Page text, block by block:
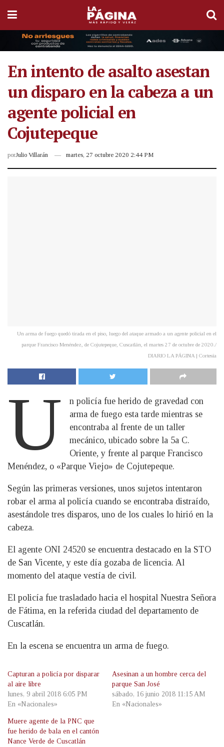
En intento de asalto asestan
un disparo en la cabeza a un
agente policial en
Cojutepeque
porJulio Villarán martes, 27 octubre 2020 2:44 PM
Un arma de fuego quedó tirada en el piso, luego del ataque armado a un agente policial en el
parque Francisco Menéndez, de Cojutepeque, Cuscatlán, el martes 27 de octubre de 2020./
DIARIO LA PÁGINA | Cortesía
U
n policía fue herido de gravedad con
arma de fuego esta tarde mientras se
encontraba al frente de un taller
mecánico, ubicado sobre la 5a C.
Oriente, y frente al parque Francisco
Menéndez, o «Parque Viejo» de Cojutepeque.
Según las primeras versiones, unos sujetos intentaron
robar el arma al policía cuando se encontraba distraído,
asestándole tres disparos, uno de los cuales lo hirió en la
cabeza.
El agente ONI 24520 se encuentra destacado en la STO
de San Vicente, y este día gozaba de licencia. Al
momento del ataque vestía de civil.
El policía fue trasladado hacia el hospital Nuestra Señora
de Fátima, en la referida ciudad del departamento de
Cuscatlán.
En la escena se encuentra un arma de fuego.
Capturan a policía por disparar
al aire libre
lunes, 9 abril 2018 6:05 PM
En «Nacionales»
Asesinan a un hombre cerca del
parque San José
sábado, 16 junio 2018 11:15 AM
En «Nacionales»
Muere agente de la PNC que
fue herido de bala en el cantón
Nance Verde de Cuscatlán